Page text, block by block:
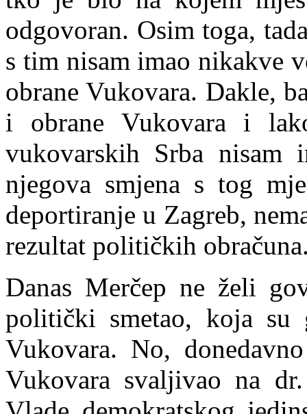
odgovoran. Osim toga,
s tim nisam imao nikakve
obrane Vukovara. Dakle,
i obrane Vukovara i
vukovarskih Srba nisam
njegova smjena s tog
deportiranje u Zagreb,
rezultat političkih
Danas Merčep ne želi
politički smetao, koja
Vukovara. No,
Vukovara svaljivao na